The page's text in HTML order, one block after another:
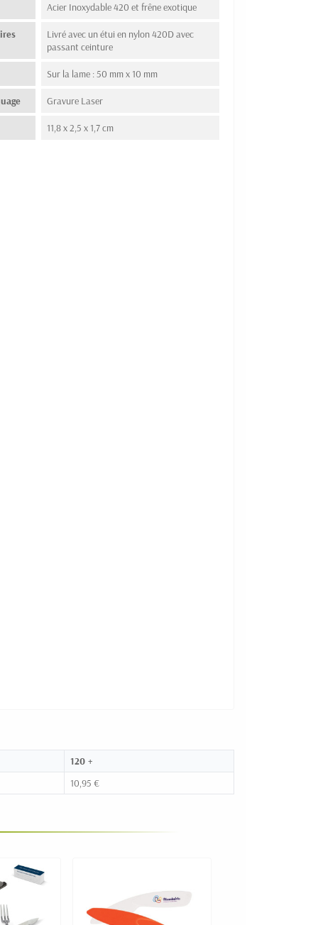
Acier Inoxydable 420 et frêne exotique
Livré avec un étui en nylon 420D avec
passant ceinture
Sur la lame : 50 mm x 10 mm
Gravure Laser
11,8 x 2,5 x 1,7 cm
120 +
10,95 €